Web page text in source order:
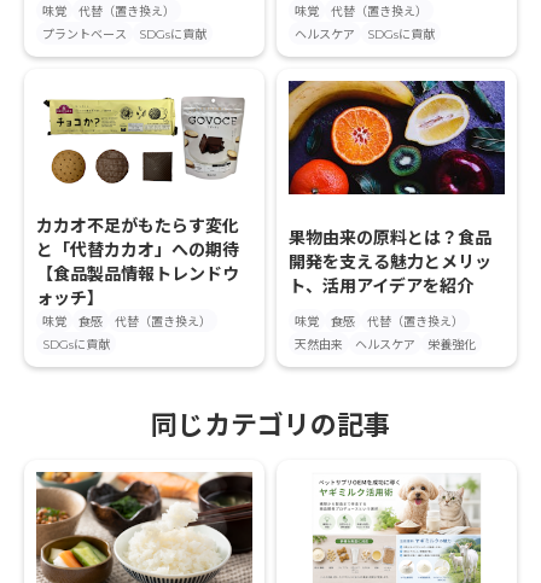
味覚
代替（置き換え）
プラントベース
SDGsに貢献
味覚
代替（置き換え）
ヘルスケア
SDGsに貢献
カカオ不足がもたらす変化
と「代替カカオ」への期待
【食品製品情報トレンドウ
ォッチ】
味覚 食感
代替（置き換え）
SDGsに貢献
果物由来の原料とは？食品
開発を支える魅力とメリッ
ト、活用アイデアを紹介
味覚 食感
代替（置き換え）
天然由来
ヘルスケア 栄養強化
同じカテゴリの記事